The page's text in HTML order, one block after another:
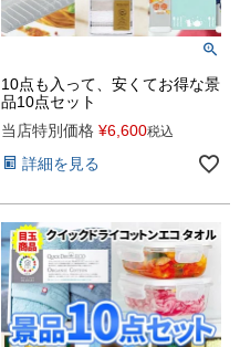
10点も入って、安くてお得な景
品10点セット
当店特別価格 ¥6,600税込
詳細を見る